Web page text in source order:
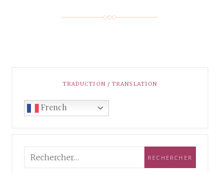
TRADUCTION / TRANSLATION
French